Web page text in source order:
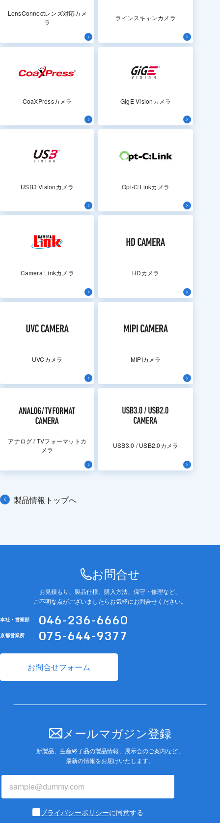
LensConnectレンズ対応カメ
ラ
ラインスキャンカメラ
CoaXPressカメラ GigE Visionカメラ
USB3 Visionカメラ Opt-C:Linkカメラ
Camera Linkカメラ HDカメラ
UVCカメラ MIPIカメラ
アナログ / TVフォーマットカ
メラ
USB3.0 / USB2.0カメラ
製品情報トップへ
お問合せ
お見積もり、製品仕様、購入方法、保守・修理など、
ご不明な点がございましたらお気軽にお問合せください。
本社・営業部 046-236-6660
京都営業所 075-644-9377
お問合せフォーム
メールマガジン登録
新製品、生産終了品の製品情報、展示会のご案内など、
最新の情報をお届けいたします。
プライバシーポリシーに同意する